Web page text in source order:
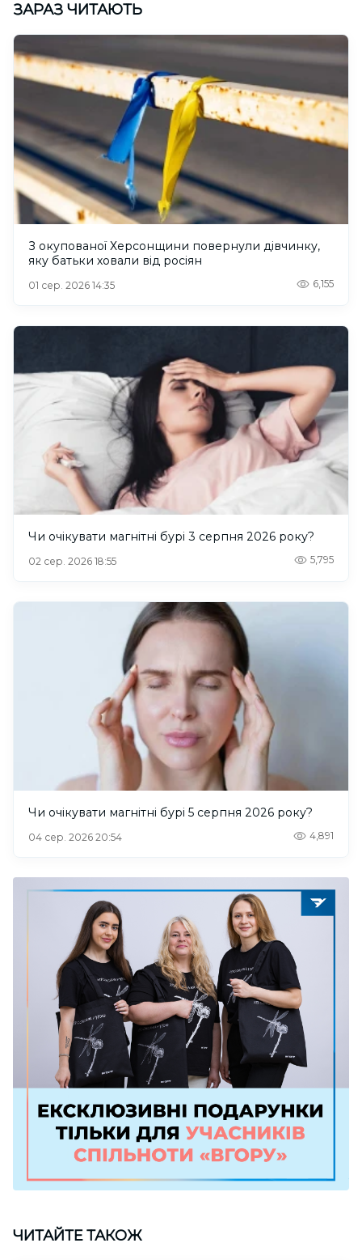
ЗАРАЗ ЧИТАЮТЬ
З окупованої Херсонщини повернули дівчинку,
яку батьки ховали від росіян
01 сер. 2026 14:35 6,155
Чи очікувати магнітні бурі 3 серпня 2026 року?
02 сер. 2026 18:55 5,795
Чи очікувати магнітні бурі 5 серпня 2026 року?
04 сер. 2026 20:54 4,891
ЧИТАЙТЕ ТАКОЖ